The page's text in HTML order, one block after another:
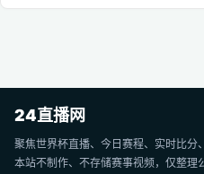
24直播网
聚焦世界杯直播、今日赛程、实时比分
本站不制作、不存储赛事视频，仅整